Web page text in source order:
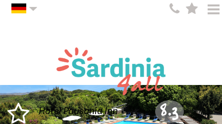
Hotel Pausania Inn 8.3